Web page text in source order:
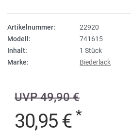
Artikelnummer:
22920
Modell:
741615
Inhalt:
1 Stück
Marke:
Biederlack
UVP 49,90 €
30,95 € *